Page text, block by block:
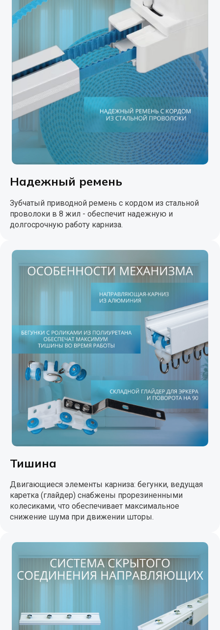
Надежный ремень
Зубчатый приводной ремень с кордом из стальной
проволоки в 8 жил - обеспечит надежную и
долгосрочную работу карниза.
Тишина
Двигающиеся элементы карниза: бегунки, ведущая
каретка (глайдер) снабжены прорезиненными
колесиками, что обеспечивает максимальное
снижение шума при движении шторы.